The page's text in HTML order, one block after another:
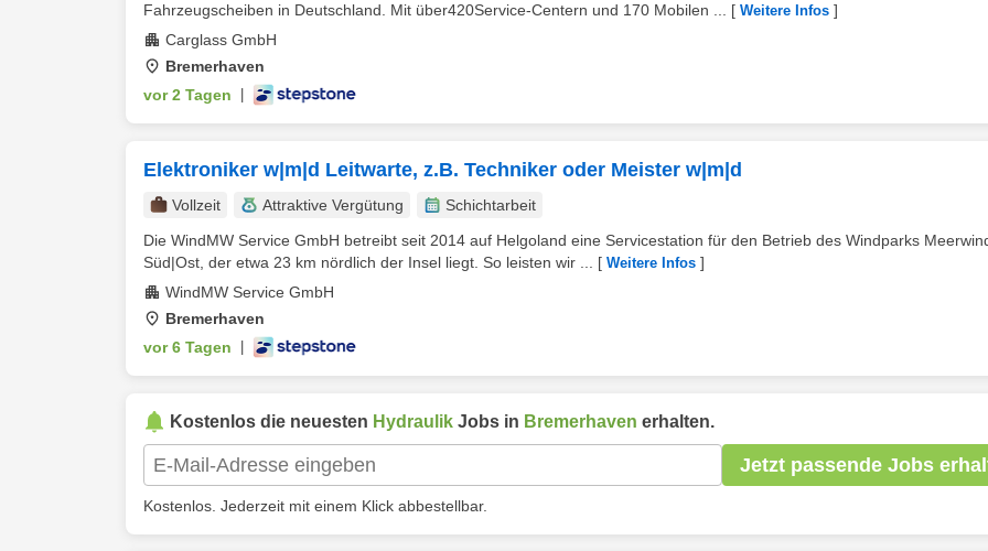
Fahrzeugscheiben in Deutschland. Mit über420Service-Centern und 170 Mobilen ...
[ Weitere Infos ]
Carglass GmbH
Bremerhaven
vor 2 Tagen
Elektroniker w|m|d Leitwarte, z.B. Techniker oder Meister w|m|d
Vollzeit Attraktive Vergütung
Schichtarbeit
Die WindMW Service GmbH betreibt seit 2014 auf Helgoland eine Servicestation für den Betrieb des Windparks
Süd|Ost, der etwa 23 km nördlich der Insel liegt. So leisten wir ...
[ Weitere Infos ]
WindMW Service GmbH
Bremerhaven
vor 6 Tagen
Kostenlos die neuesten Hydraulik Jobs in Bremerhaven erhalten.
Jetzt passende Jobs
Kostenlos. Jederzeit mit einem Klick abbestellbar.